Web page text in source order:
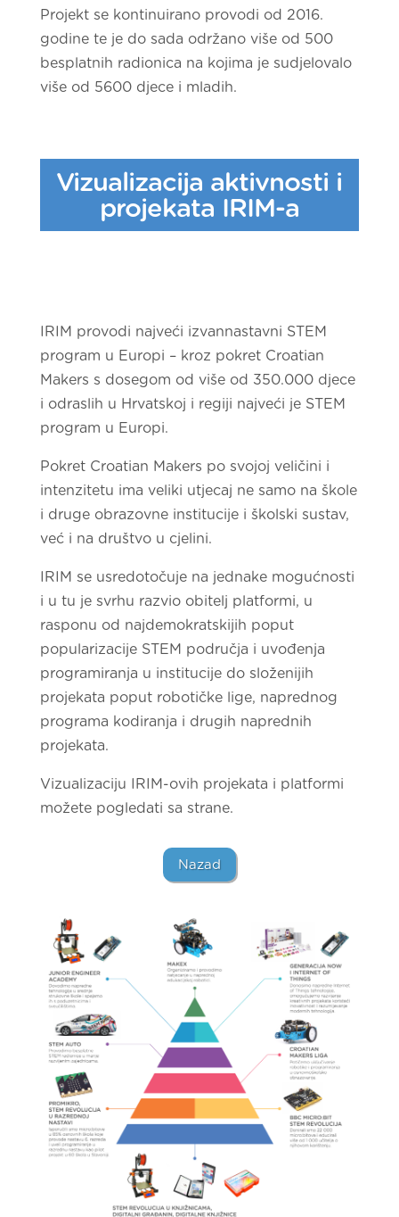
Projekt se kontinuirano provodi od 2016.
godine te je do sada održano više od 500
besplatnih radionica na kojima je sudjelovalo
više od 5600 djece i mladih.
Vizualizacija aktivnosti i
projekata IRIM-a
IRIM provodi najveći izvannastavni STEM
program u Europi – kroz pokret Croatian
Makers s dosegom od više od 350.000 djece
i odraslih u Hrvatskoj i regiji najveći je STEM
program u Europi.
Pokret Croatian Makers po svojoj veličini i
intenzitetu ima veliki utjecaj ne samo na škole
i druge obrazovne institucije i školski sustav,
već i na društvo u cjelini.
IRIM se usredotočuje na jednake mogućnosti
i u tu je svrhu razvio obitelj platformi, u
rasponu od najdemokratskijih poput
popularizacije STEM područja i uvođenja
programiranja u institucije do složenijih
projekata poput robotičke lige, naprednog
programa kodiranja i drugih naprednih
projekata.
Vizualizaciju IRIM-ovih projekata i platformi
možete pogledati sa strane.
Nazad